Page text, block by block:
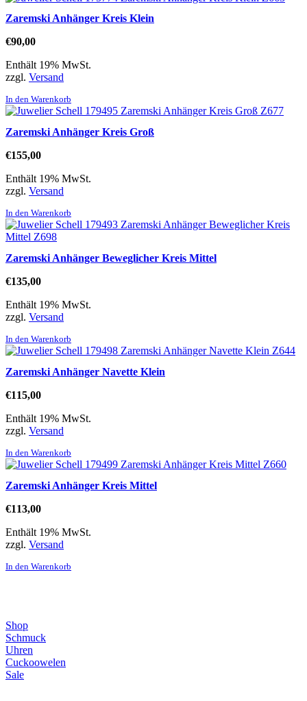
Zaremski Anhänger Kreis Klein
€90,00
Enthält 19% MwSt.
zzgl. Versand
In den Warenkorb
Zaremski Anhänger Kreis Groß
€155,00
Enthält 19% MwSt.
zzgl. Versand
In den Warenkorb
Zaremski Anhänger Beweglicher Kreis Mittel
€135,00
Enthält 19% MwSt.
zzgl. Versand
In den Warenkorb
Zaremski Anhänger Navette Klein
€115,00
Enthält 19% MwSt.
zzgl. Versand
In den Warenkorb
Zaremski Anhänger Kreis Mittel
€113,00
Enthält 19% MwSt.
zzgl. Versand
In den Warenkorb
Shop
Schmuck
Uhren
Cuckoowelen
Sale